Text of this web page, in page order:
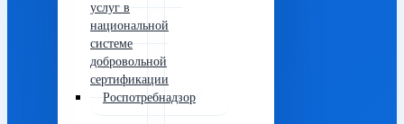
услуг в
национальной
системе
добровольной
сертификации
Роспотребнадзор